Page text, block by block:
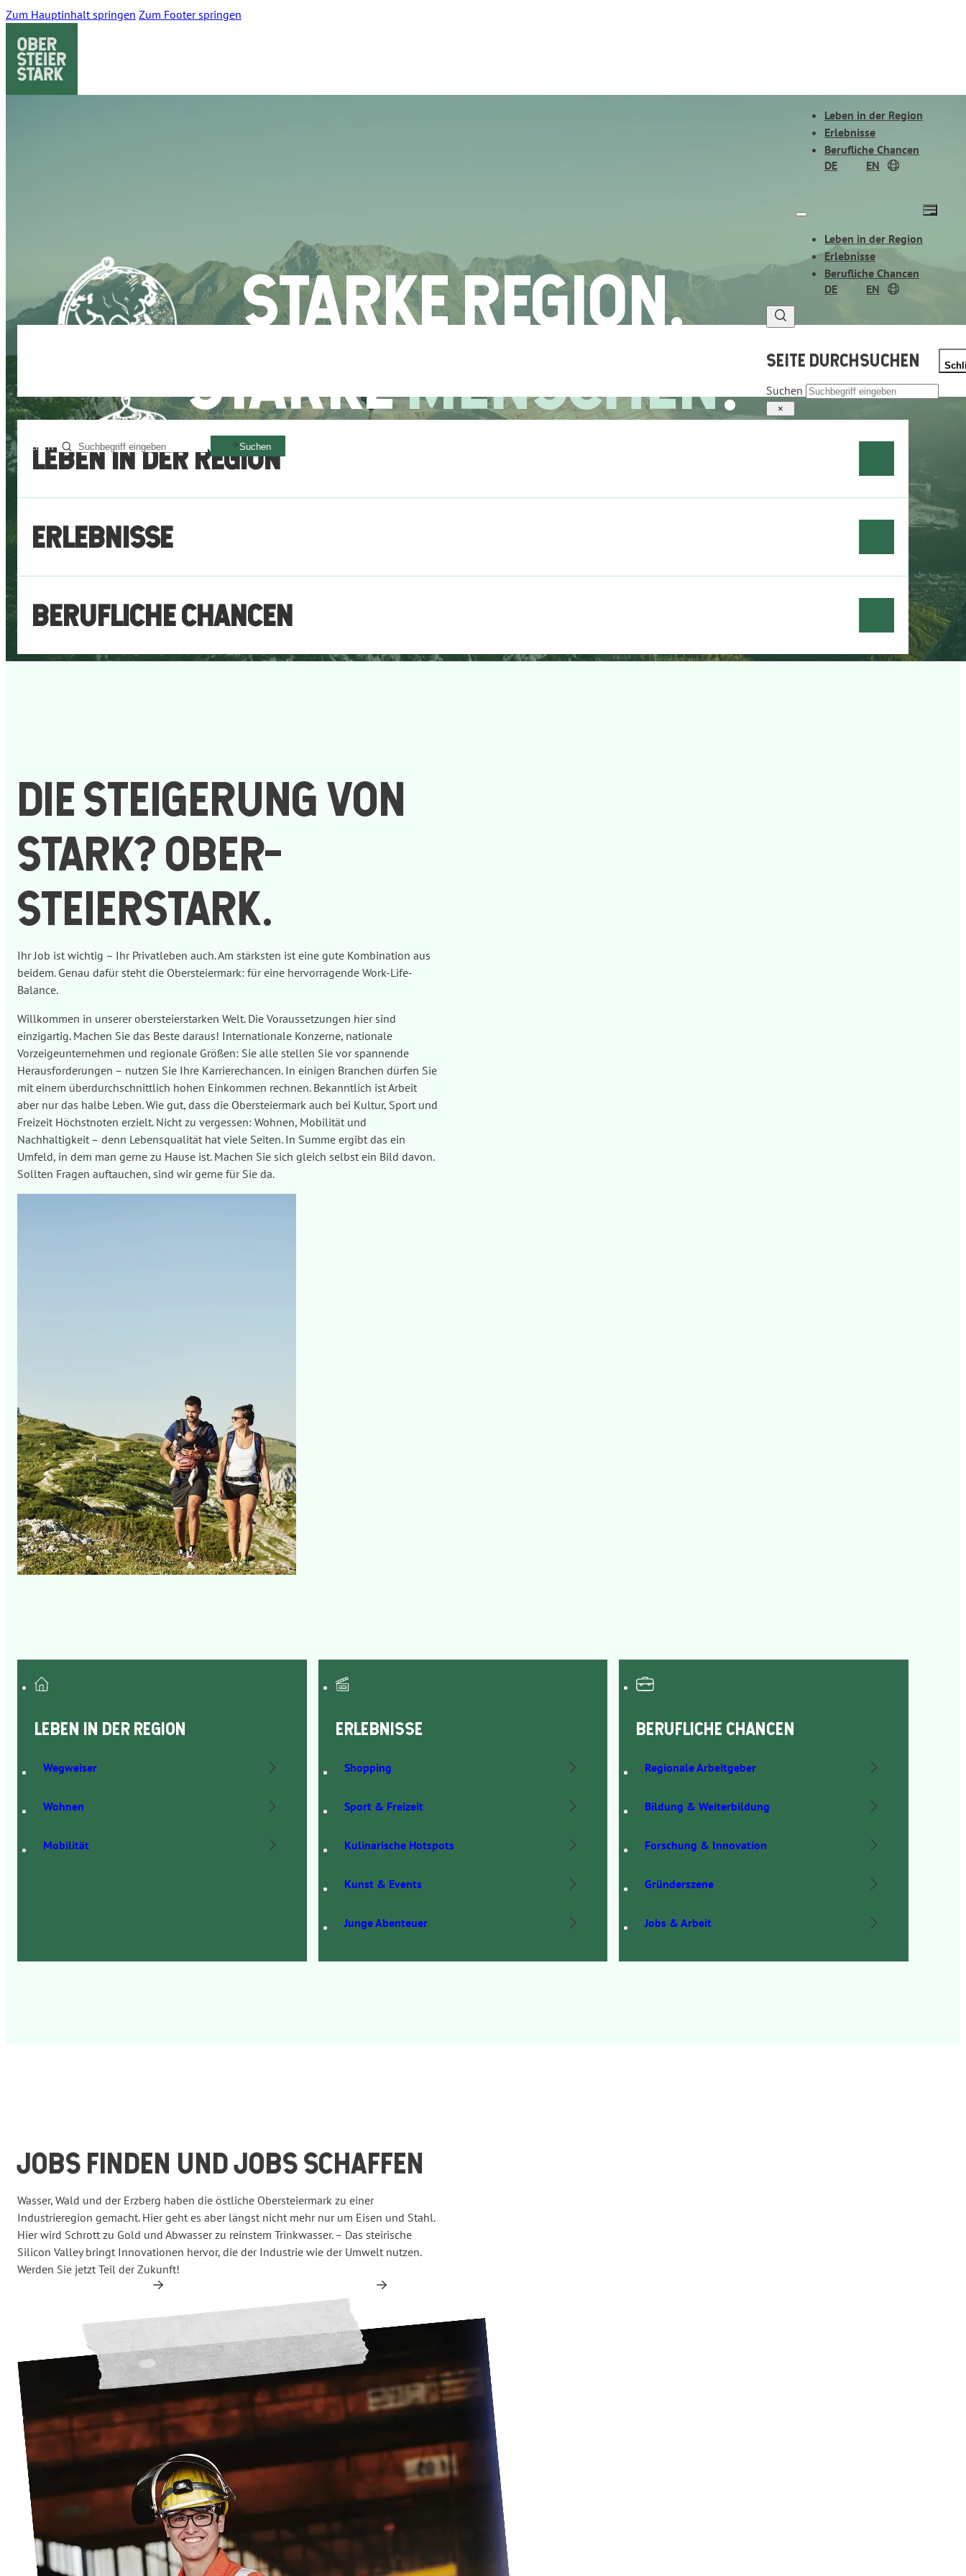
Zum Hauptinhalt springen Zum Footer springen
Leben in der Region
Erlebnisse
Berufliche Chancen
DE
EN
Leben in der Region
Erlebnisse
Berufliche Chancen
DE
EN
SEITE DURCHSUCHEN
Suchen
×
LEBEN IN DER REGION
ERLEBNISSE
BERUFLICHE CHANCEN
STARKE REGION,
STARKEMENSCHEN!
Suchen Suchen
DIE STEIGERUNG VON
STARK? OBER­
STEIERSTARK.
Ihr Job ist wichtig – Ihr Privatleben auch. Am stärksten ist eine gute Kombination aus
beidem. Genau dafür steht die Obersteiermark: für eine hervorragende Work-Life-
Balance.
Willkommen in unserer obersteierstarken Welt. Die Voraussetzungen hier sind
einzigartig. Machen Sie das Beste daraus! Internationale Konzerne, nationale
Vorzeigeunternehmen und regionale Größen: Sie alle stellen Sie vor spannende
Herausforderungen – nutzen Sie Ihre Karrierechancen. In einigen Branchen dürfen Sie
mit einem überdurchschnittlich hohen Einkommen rechnen. Bekanntlich ist Arbeit
aber nur das halbe Leben. Wie gut, dass die Obersteiermark auch bei Kultur, Sport und
Freizeit Höchstnoten erzielt. Nicht zu vergessen: Wohnen, Mobilität und
Nachhaltigkeit – denn Lebensqualität hat viele Seiten. In Summe ergibt das ein
Umfeld, in dem man gerne zu Hause ist. Machen Sie sich gleich selbst ein Bild davon.
Sollten Fragen auftauchen, sind wir gerne für Sie da.
LEBEN IN DER REGION
Wegweiser
Wohnen
Mobilität
ERLEBNISSE
Shopping
Sport & Freizeit
Kulinarische Hotspots
Kunst & Events
Junge Abenteuer
BERUFLICHE CHANCEN
Regionale Arbeitgeber
Bildung & Weiterbildung
Forschung & Innovation
Gründerszene
Jobs & Arbeit
JOBS FINDEN UND JOBS SCHAFFEN
Wasser, Wald und der Erzberg haben die östliche Obersteiermark zu einer
Industrieregion gemacht. Hier geht es aber längst nicht mehr nur um Eisen und Stahl.
Hier wird Schrott zu Gold und Abwasser zu reinstem Trinkwasser. – Das steirische
Silicon Valley bringt Innovationen hervor, die der Industrie wie der Umwelt nutzen.
Werden Sie jetzt Teil der Zukunft!